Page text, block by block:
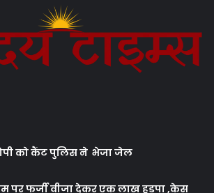
को कैंट पुलिस ने भेजा जेल
पर फर्जी वीजा देकर एक लाख हड़पा ,केस